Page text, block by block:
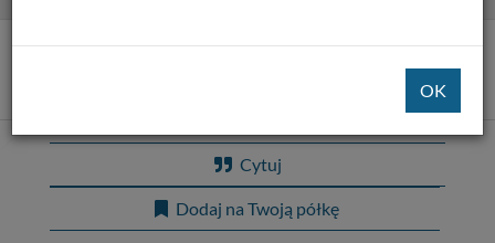
Tytuł pozycji:
Cytuj
Dodaj na Twoją półkę